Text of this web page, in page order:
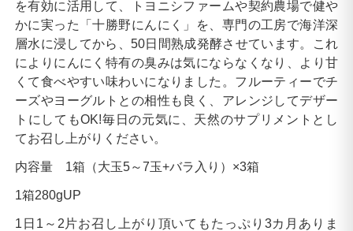
を有効に活用して、トヨニシファームや契約農場で健や
かに実った「十勝野にんにく」を、専門の工房で海洋深
層水に浸してから、50日間熟成発酵させています。これ
によりにんにく特有の臭みは気にならなくなり、より甘
くて食べやすい味わいになりました。フルーティーでチ
ーズやヨーグルトとの相性も良く、アレンジしてデザー
トにしてもOK!毎日の元気に、天然のサプリメントとし
てお召し上がりください。
内容量 1箱（大玉5～7玉+バラ入り）×3箱
1箱280gUP
1日1～2片お召し上がり頂いてもたっぷり3カ月ありま